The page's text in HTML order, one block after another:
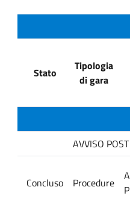
Stato
Tipologia
di gara
AVVISO
Concluso Procedure